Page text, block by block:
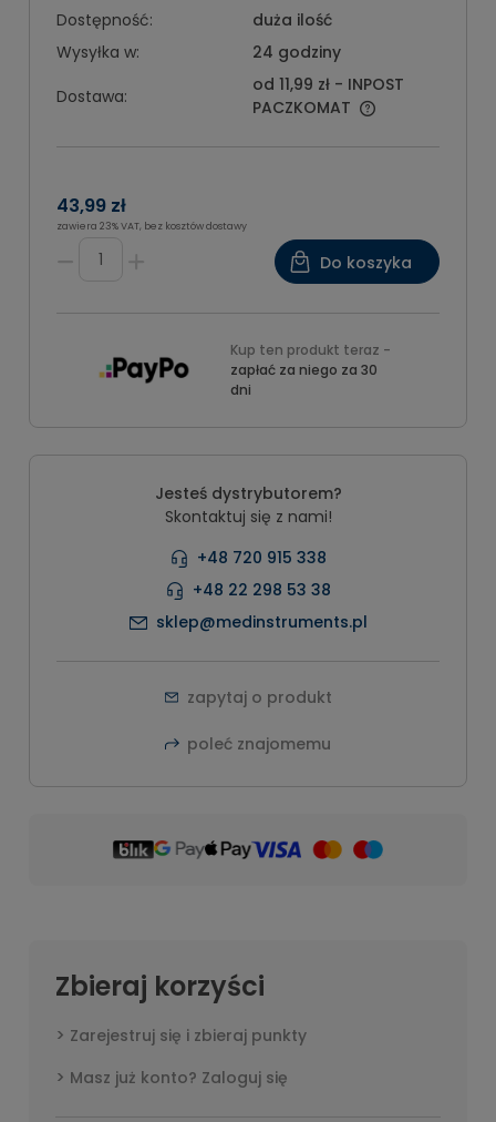
Dostępność:
duża ilość
Wysyłka w:
24 godziny
Dostawa:
od 11,99 zł - INPOST
PACZKOMAT
43,99 zł
zawiera 23% VAT, bez kosztów dostawy
Do koszyka
Kup ten produkt teraz -
zapłać za niego za 30
dni
Jesteś dystrybutorem?
Skontaktuj się z nami!
+48 720 915 338
+48 22 298 53 38
sklep@medinstruments.pl
zapytaj o produkt
poleć znajomemu
Zbieraj korzyści
Zarejestruj się i zbieraj punkty
Masz już konto? Zaloguj się